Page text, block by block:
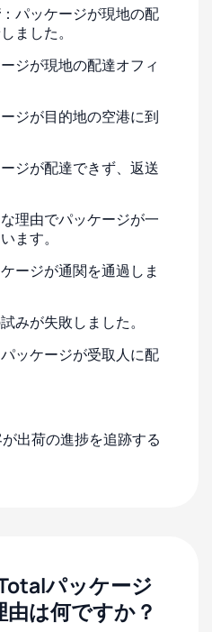
：パッケージが現地の配
ました。
ージが現地の配達オフィ
ージが目的地の空港に到
ージが配達できず、返送
な理由でパッケージが一
ます。
ケージが通関を通過しま
みが失敗しました。
パッケージが受取人に配
出荷の進捗を追跡する
パッケージ
は何ですか？